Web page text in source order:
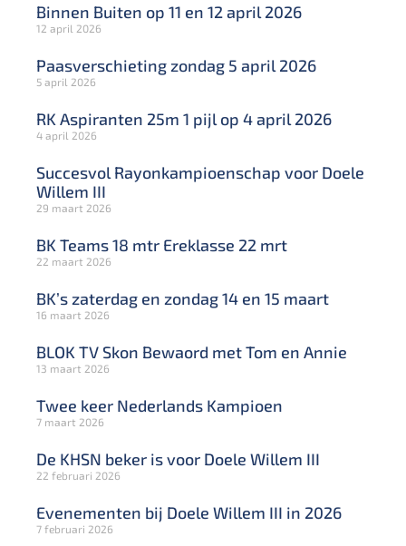
Binnen Buiten op 11 en 12 april 2026
12 april 2026
Paasverschieting zondag 5 april 2026
5 april 2026
RK Aspiranten 25m 1 pijl op 4 april 2026
4 april 2026
Succesvol Rayonkampioenschap voor Doele
Willem III
29 maart 2026
BK Teams 18 mtr Ereklasse 22 mrt
22 maart 2026
BK’s zaterdag en zondag 14 en 15 maart
16 maart 2026
BLOK TV Skon Bewaord met Tom en Annie
13 maart 2026
Twee keer Nederlands Kampioen
7 maart 2026
De KHSN beker is voor Doele Willem III
22 februari 2026
Evenementen bij Doele Willem III in 2026
7 februari 2026